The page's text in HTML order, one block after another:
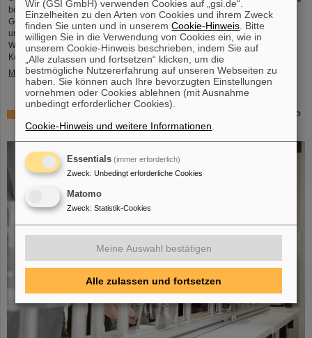
bezeichnet. Auch Professor Thomas Nilsson, der Wissenschaftliche
Geschäftsführer von GSI und FAIR, nahm an dem Treffen teil und
unterzeichnete gemeinsam mit zahlreichen Vertreter*innen aus Politk,
Wirtschaft und Wissenschaft ein Memorandum of Understanding (MoU) zur
Kernfusion.
Mehr »
Schaufenster in die Spitzenforschung: SCIENCE POP-UP
von GSI/FAIR bringt Wissenschaft in die City
Wir (GSI GmbH) verwenden Cookies auf „gsi.de“.
Einzelheiten zu den Arten von Cookies und ihrem Zweck
finden Sie unten und in unseremCookie-Hinweis . Bitte
willigen Sie in die Verwendung von Cookies ein, wie in
unserem Cookie-Hinweis beschrieben, indem Sie auf
„Alle zulassen und fortsetzen“ klicken, um die
bestmögliche Nutzererfahrung auf unseren Webseiten zu
haben. Sie können auch Ihre bevorzugten Einstellungen
vornehmen oder Cookies ablehnen (mit Ausnahme
unbedingt erforderlicher Cookies).
Cookie-Hinweis und weitere Informationen
Essentials (immer erforderlich)
Zweck: Unbedingt erforderliche Cookies
Matomo
Zweck: Statistik-Cookies
Meine Auswahl bestätigen
Alle zulassen und fortsetzen